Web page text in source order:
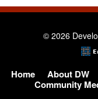
© 2026
Home About DW
Community